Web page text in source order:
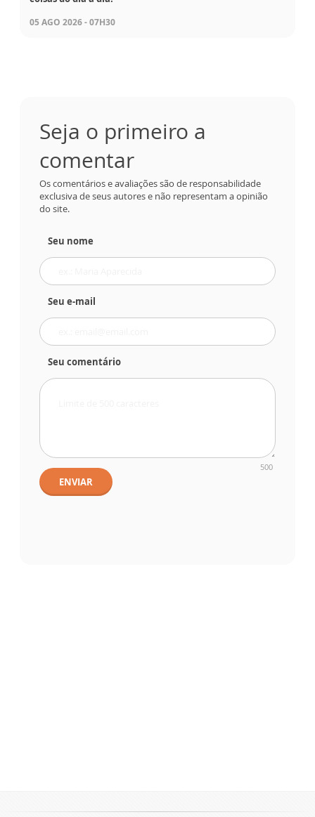
05 AGO 2026 - 07H30
Seja o primeiro a
comentar
Os comentários e avaliações são de responsabilidade
exclusiva de seus autores e não representam a opinião
do site.
Seu nome
Seu e-mail
Seu comentário
500
ENVIAR